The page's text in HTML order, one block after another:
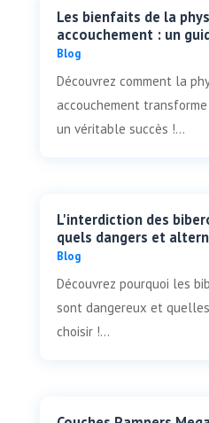
Les bienfaits de la
accouchement : un
Blog
Découvrez comment la
accouchement
un véritable succès !...
L'interdiction des
quels dangers et
Blog
Découvrez pourquoi les
sont dangereux et
choisir !...